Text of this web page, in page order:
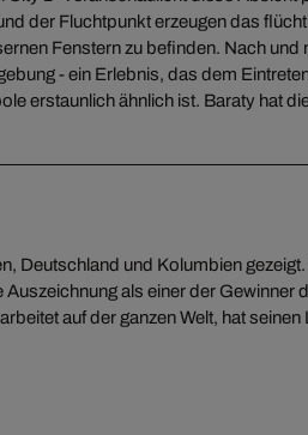
erstaunlich ähnlich ist. Baraty hat
auf der ganzen Welt, hat